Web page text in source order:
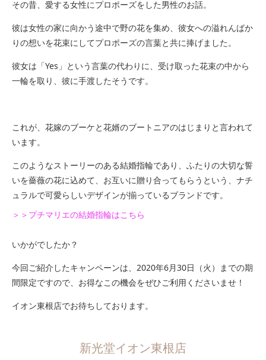
その昔、愛する女性にプロポーズをした男性のお話。
彼は女性の家に向かう途中で野の花を集め、彼女への溢れんばか
りの想いを花束にしてプロポーズの言葉と共に捧げました。
彼女は「Yes」という言葉の代わりに、受け取った花束の中から
一輪を取り、彼に手渡したそうです。
これが、花嫁のブーケと花婿のブートニアのはじまりと言われて
います。
このようなストーリーのある結婚指輪であり、ふたりの大切な誓
いを薔薇の花に込めて、お互いに贈り合ってもらうという、ナチ
ュラルで可愛らしいデザインが揃っているブランドです。
＞＞プチマリエの結婚指輪はこちら
いかがでしたか？
今回ご紹介したキャンペーンは、2020年6月30日（火）までの期
間限定ですので、お得なこの機会をぜひご利用くださいませ！
イオン東根店でお待ちしております。
新光堂イオン東根店